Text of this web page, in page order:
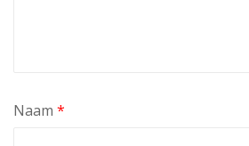
Naam *